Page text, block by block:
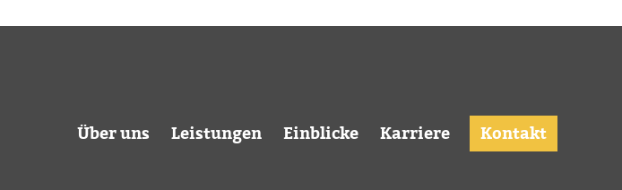
Über uns Leistungen Einblicke Karriere Kontakt